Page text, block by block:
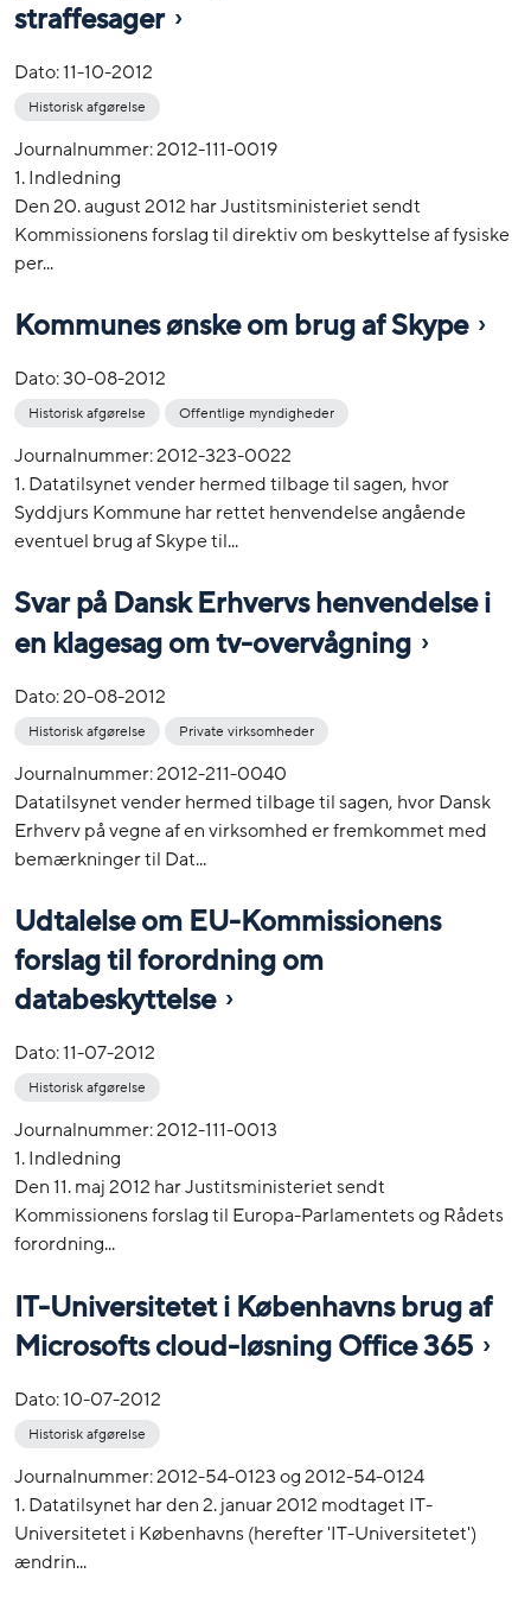
straffesager
Dato:11-10-2012
Historisk afgørelse
Journalnummer: 2012-111-0019
1. Indledning
Den 20. august 2012 har Justitsministeriet sendt
Kommissionens forslag til direktiv om beskyttelse af fysiske
per...
Kommunes ønske om brug af Skype
Dato:30-08-2012
Historisk afgørelse Offentlige myndigheder
Journalnummer: 2012-323-0022
1. Datatilsynet vender hermed tilbage til sagen, hvor
Syddjurs Kommune har rettet henvendelse angående
eventuel brug af Skype til...
Svar på Dansk Erhvervs henvendelse i
en klagesag om tv-overvågning
Dato:20-08-2012
Historisk afgørelse Private virksomheder
Journalnummer: 2012-211-0040
Datatilsynet vender hermed tilbage til sagen, hvor Dansk
Erhverv på vegne af en virksomhed er fremkommet med
bemærkninger til Dat...
Udtalelse om EU-Kommissionens
forslag til forordning om
databeskyttelse
Dato:11-07-2012
Historisk afgørelse
Journalnummer: 2012-111-0013
1. Indledning
Den 11. maj 2012 har Justitsministeriet sendt
Kommissionens forslag til Europa-Parlamentets og Rådets
forordning...
IT-Universitetet i Københavns brug af
Microsofts cloud-løsning Office 365
Dato:10-07-2012
Historisk afgørelse
Journalnummer: 2012-54-0123 og 2012-54-0124
1. Datatilsynet har den 2. januar 2012 modtaget IT-
Universitetet i Københavns (herefter 'IT-Universitetet')
ændrin...